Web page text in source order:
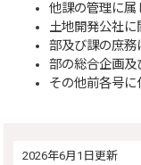
他課の管理に属
土地開発公社に
部及び課の庶務
部の総合企画及
その他前各号に
2026年6月1日更新